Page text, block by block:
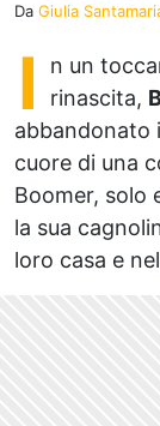
Da Giulia
I
n un
rinascita,
abbandonato
cuore di una
Boomer, solo
la sua
loro casa e